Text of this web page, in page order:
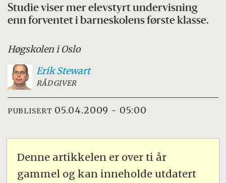
Studie viser mer elevstyrt undervisning
enn forventet i barneskolens første klasse.
Høgskolen i Oslo
Erik Stewart
RÅDGIVER
PUBLISERT 05.04.2009 - 05:00
Denne artikkelen er over ti år
gammel og kan inneholde utdatert